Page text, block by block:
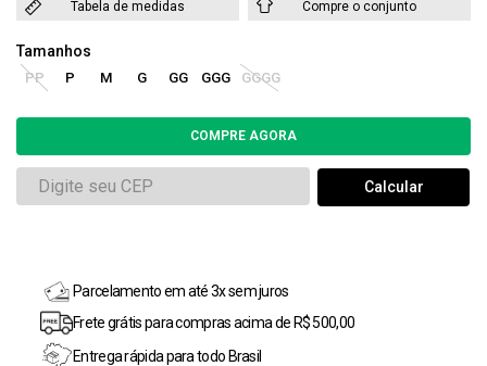
Tabela de medidas Compre o conjunto
PP P M G GG GGG GGGG
Parcelamento em até 3x sem juros
Frete grátis para compras acima de R$ 500,00
Entrega rápida para todo Brasil